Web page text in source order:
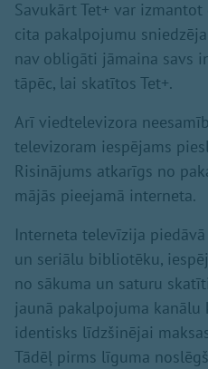
Savukārt Tet+ var
cita pakalpojumu
nav obligāti jāmaina savs
tāpēc, lai skatītos Tet+.
Arī viedtelevizora
televizoram iespējams
Risinājums atkarīgs no
mājās pieejamā interneta.
Interneta televīzija
un seriālu bibliotēku,
no sākuma un saturu
jaunā pakalpojuma
identisks līdzšinējai
Tādēļ pirms līguma